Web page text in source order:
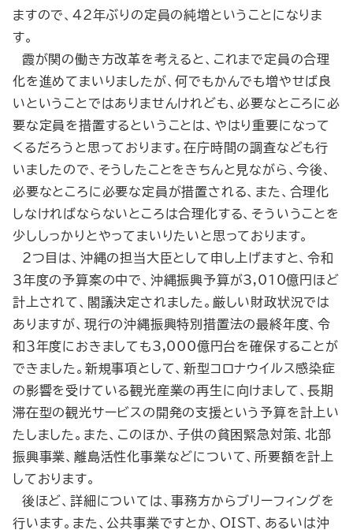
ますので、42年ぶりの定員の純増ということになりま
す。
霞が関の働き方改革を考えると、これまで定員の合理
化を進めてまいりましたが、何でもかんでも増やせば良
いということではありませんけれども、必要なところに必
要な定員を措置するということは、やはり重要になって
くるだろうと思っております。在庁時間の調査なども行
いましたので、そうしたことをきちんと見ながら、今後、
必要なところに必要な定員が措置される、また、合理化
しなければならないところは合理化する、そういうことを
少ししっかりとやってまいりたいと思っております。
２つ目は、沖縄の担当大臣として申し上げますと、令和
３年度の予算案の中で、沖縄振興予算が3,010億円ほど
計上されて、閣議決定されました。厳しい財政状況では
ありますが、現行の沖縄振興特別措置法の最終年度、令
和３年度におきましても3,000億円台を確保することが
できました。新規事項として、新型コロナウイルス感染症
の影響を受けている観光産業の再生に向けまして、長期
滞在型の観光サービスの開発の支援という予算を計上い
たしました。また、このほか、子供の貧困緊急対策、北部
振興事業、離島活性化事業などについて、所要額を計上
しております。
後ほど、詳細については、事務方からブリーフィングを
行います。また、公共事業ですとか、OIST、あるいは沖